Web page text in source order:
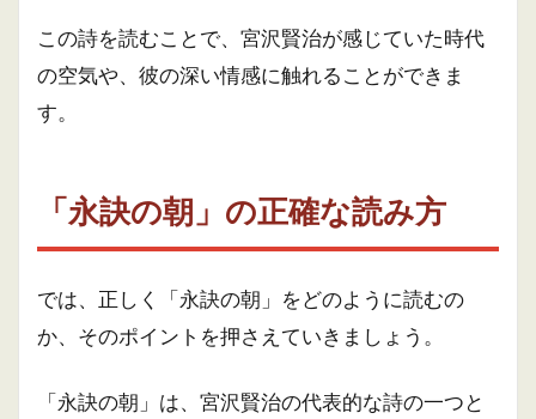
この詩を読むことで、宮沢賢治が感じていた時代
の空気や、彼の深い情感に触れることができま
す。
「永訣の朝」の正確な読み方
では、正しく「永訣の朝」をどのように読むの
か、そのポイントを押さえていきましょう。
「永訣の朝」は、宮沢賢治の代表的な詩の一つと